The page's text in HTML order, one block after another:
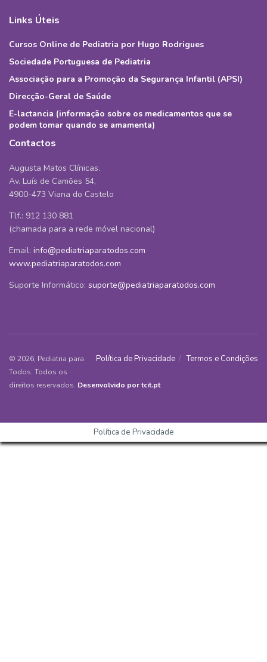
Links Úteis
Cursos Online de Pediatria por Hugo Rodrigues
Sociedade Portuguesa de Pediatria
Associação para a Promoção da Segurança Infantil (APSI)
Direcção-Geral de Saúde
E-lactancia (informação sobre os medicamentos que se
podem tomar quando se amamenta)
Contactos
Augusta Matos Clínicas.
Av. Luís de Camões 54,
4900-473 Viana do Castelo
Tlf.: 912 130 881
(chamada para a rede móvel nacional)
Email: info@pediatriaparatodos.com
www.pediatriaparatodos.com
Suporte Informático: suporte@pediatriaparatodos.com
Política de Privacidade Termos e Condições
© 2026, Pediatria para
Todos. Todos os
direitos reservados. Desenvolvido por tcit.pt
Política de Privacidade